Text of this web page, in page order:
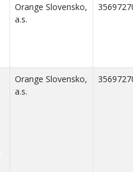
Orange Slovensko,
a.s.
Orange Slovensko,
a.s.